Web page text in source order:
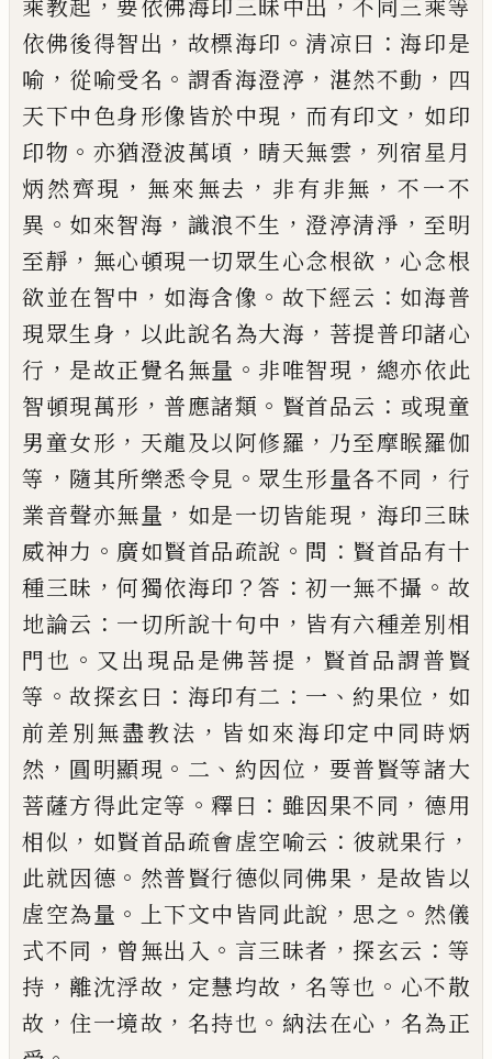
乘教起
要依佛海印三昧中出
不同三乘等
依佛後得智出 ， 故標海印 。 清凉曰 ： 海印是
喻 ， 從喻受名 。 謂香海澄渟 ， 湛然不動 ， 四
天下中色身形像皆於中現 ， 而有印文 ， 如印
印物 。 亦猶澄波萬頃 ， 晴天無雲 ， 列宿星月
炳然齊現 ， 無來無去 ， 非有非無 ， 不一不
異 。 如來智海 ， 識浪不生 ， 澄渟清淨 ， 至明
至靜 ， 無心頓現一切眾生心念根欲 ， 心念根
欲並在智中 ， 如海含像 。 故下經云 ： 如海普
現眾生身 ， 以此說名為大海 ， 菩提普印諸心
行 ， 是故正覺名無量 。 非唯智現 ， 總亦依此
智頓現萬形 ， 普應諸類 。 賢首品云 ： 或現童
男童女形 ， 天龍及以阿修羅 ， 乃至摩睺羅伽
等 ， 隨其所樂悉令見 。 眾生形量各不同 ， 行
業音聲亦無量 ， 如是一切皆能現 ， 海印三昧
威神力 。 廣如賢首品疏說 。 問 ： 賢首品有十
種三昧 ，何獨依海印 ？答 ：初一無不攝 。 故
地論云 ： 一切所說十句中 ， 皆有六種差別相
門也 。 又出現品是佛菩提 ， 賢首品謂普賢
等 。故探玄曰 ： 海印有二 ： 一 、 約果位 ， 如
前差別無盡教法 ， 皆如來海印定中同時炳
然 ， 圓明顯現 。 二 、 約因位 ， 要普賢等諸大
菩薩方得此定等 。釋曰 ： 雖因果不同 ， 德用
相似 ， 如賢首品疏會虗空喻云 ： 彼就果行 ，
此就因德 。 然普賢行德似同佛果 ， 是故皆以
虗空為量 。 上下文中皆同此說 ， 思之 。 然儀
式不同 ， 曾無出入 。 言三昧者 ， 探玄云 ： 等
持 ， 離沈浮故 ， 定慧均故 ，名等也 。 心不散
故 ， 住一境故 ， 名持也 。 納法在心 ， 名為正